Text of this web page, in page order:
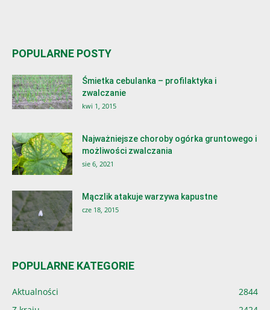
POPULARNE POSTY
Śmietka cebulanka – profilaktyka i
zwalczanie
kwi 1, 2015
Najważniejsze choroby ogórka gruntowego i
możliwości zwalczania
sie 6, 2021
Mączlik atakuje warzywa kapustne
cze 18, 2015
POPULARNE KATEGORIE
Aktualności
2844